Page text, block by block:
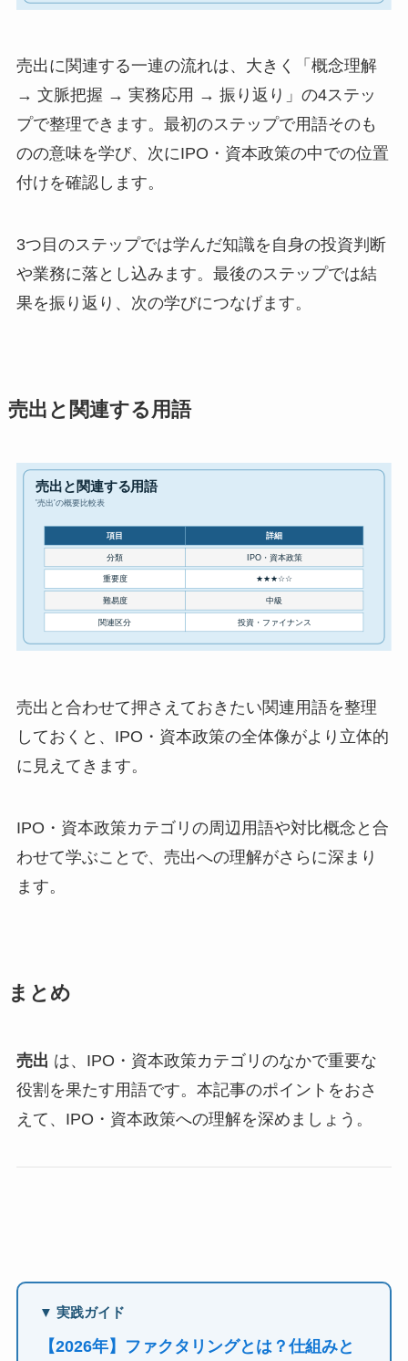
売出に関連する一連の流れは、大きく「概念理解
→ 文脈把握 → 実務応用 → 振り返り」の4ステッ
プで整理できます。最初のステップで用語そのも
のの意味を学び、次にIPO・資本政策の中での位置
付けを確認します。
3つ目のステップでは学んだ知識を自身の投資判断
や業務に落とし込みます。最後のステップでは結
果を振り返り、次の学びにつなげます。
売出と関連する用語
売出と合わせて押さえておきたい関連用語を整理
しておくと、IPO・資本政策の全体像がより立体的
に見えてきます。
IPO・資本政策カテゴリの周辺用語や対比概念と合
わせて学ぶことで、売出への理解がさらに深まり
ます。
まとめ
売出 は、IPO・資本政策カテゴリのなかで重要な
役割を果たす用語です。本記事のポイントをおさ
えて、IPO・資本政策への理解を深めましょう。
▼ 実践ガイド
【2026年】ファクタリングとは？仕組みと